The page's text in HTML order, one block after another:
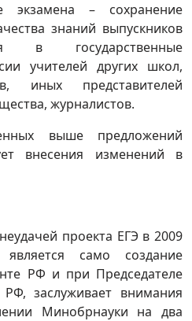
– сохранение
знаний выпускников
в государственные
учителей других школ,
иных представителей
журналистов.
выше предложений
внесения изменений в
проекта ЕГЭ в 2009
само создание
РФ и при Председателе
заслуживает внимания
Минобрнауки на два